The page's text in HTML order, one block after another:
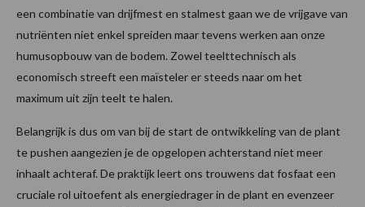
een combinatie van drijfmest en stalmest gaan we de vrijgave van
nutriënten niet enkel spreiden maar tevens werken aan onze
humusopbouw van de bodem. Zowel teelttechnisch als
economisch streeft een maïsteler er steeds naar om het
maximum uit zijn teelt te halen.
Belangrijk is dus om van bij de start de ontwikkeling van de plant
te pushen aangezien je de opgelopen achterstand niet meer
inhaalt achteraf. De praktijk leert ons trouwens dat fosfaat een
cruciale rol uitoefent als energiedrager in de plant en evenzeer